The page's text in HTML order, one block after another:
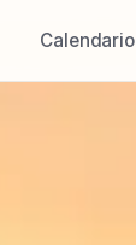
Calendario